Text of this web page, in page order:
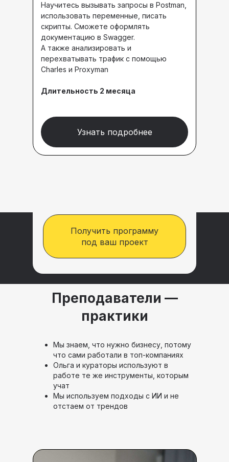
Научитесь вызывать запросы в Postman,
использовать переменные, писать
скрипты. Сможете оформлять
документацию в Swagger.
А также анализировать и
перехватывать трафик с помощью
Charles и Proxyman
Длительность 2 месяца
Узнать подробнее
Получить программу
под ваш проект
Преподаватели —
практики
Мы знаем, что нужно бизнесу, потому
что сами работали в топ-компаниях
Ольга и кураторы используют в
работе те же инструменты, которым
учат
Мы используем подходы с ИИ и не
отстаем от трендов